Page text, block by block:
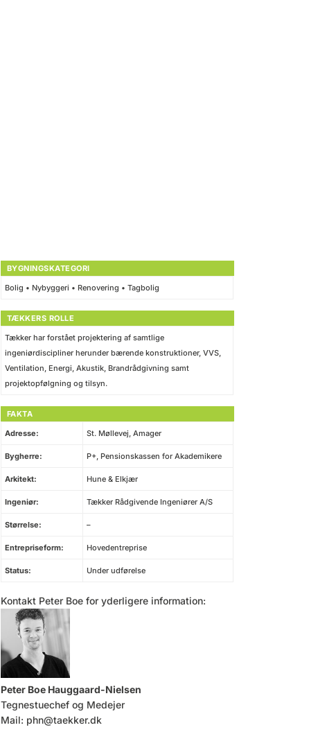
BYGNINGSKATEGORI
Bolig • Nybyggeri • Renovering • Tagbolig
TÆKKERS ROLLE
Tækker har forstået projektering af samtlige
ingeniørdiscipliner herunder bærende konstruktioner, VVS,
Ventilation, Energi, Akustik, Brandrådgivning samt
projektopfølgning og tilsyn.
FAKTA
Adresse:
St. Møllevej, Amager
Bygherre: P+, Pensionskassen for Akademikere
Arkitekt: Hune & Elkjær
Ingeniør: Tækker Rådgivende Ingeniører A/S
Størrelse: –
Entrepriseform: Hovedentreprise
Status: Under udførelse
Kontakt Peter Boe for yderligere information:
Peter Boe Hauggaard-Nielsen
Tegnestuechef og Medejer
Mail: phn@taekker.dk